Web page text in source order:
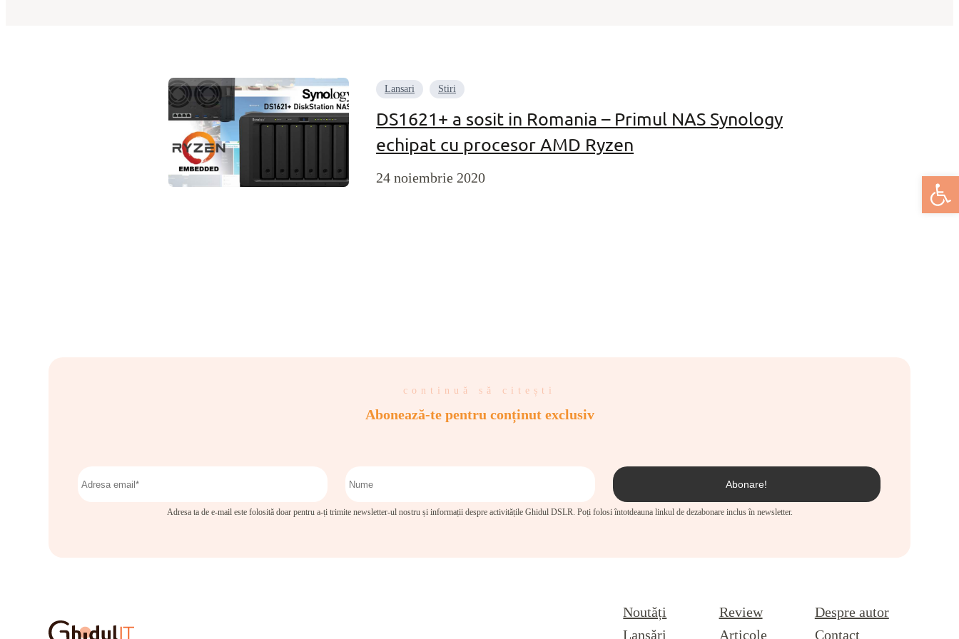
Deschide
Lansari Stiri
DS1621+ a sosit in Romania – Primul NAS Synology
echipat cu procesor AMD Ryzen
24 noiembrie 2020
continuă să citești
Abonează-te pentru conținut exclusiv
Adresa ta de e-mail este folosită doar pentru a-ți trimite newsletter-ul nostru și informații despre activitățile Ghidul DSLR. Poți folosi întotdeauna linkul de dezabonare inclus în newsletter.
Noutăți
Lansări
Review
Articole
Despre autor
Contact